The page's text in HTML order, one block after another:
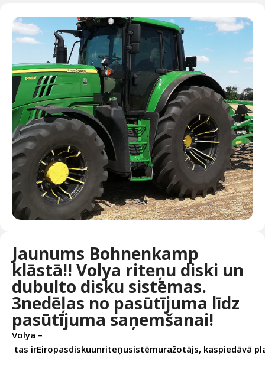
Jaunums Bohnenkamp
klāstā!! Volya riteņu diski un
dubulto disku sistēmas.
3nedēļas no pasūtījuma līdz
pasūtījuma saņemšanai!
Volya –
tas irEiropasdiskuunriteņusistēmuražotājs, kaspiedāvā